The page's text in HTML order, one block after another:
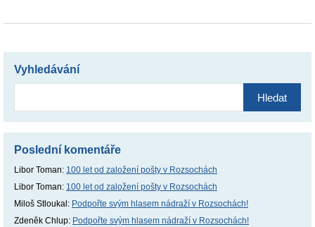
Vyhledávání
Poslední komentáře
Libor Toman: 100 let od založení pošty v Rozsochách
Libor Toman: 100 let od založení pošty v Rozsochách
Miloš Stloukal : Podpořte svým hlasem nádraží v Rozsochách!
Zdeněk Chlup: Podpořte svým hlasem nádraží v Rozsochách!